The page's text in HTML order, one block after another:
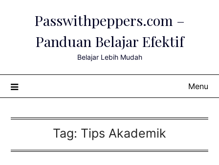
Passwithpeppers.com –
Panduan Belajar Efektif
Belajar Lebih Mudah
Menu
Tag: Tips Akademik